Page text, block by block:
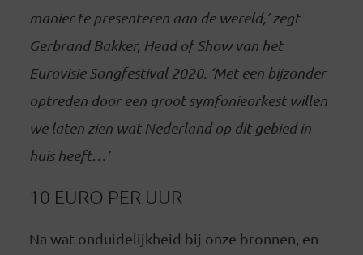
manier te presenteren aan de wereld,’ zegt
Gerbrand Bakker, Head of Show van het
Eurovisie Songfestival 2020. ‘Met een bijzonder
optreden door een groot symfonieorkest willen
we laten zien wat Nederland op dit gebied in
huis heeft…’
10 EURO PER UUR
Na wat onduidelijkheid bij onze bronnen, en